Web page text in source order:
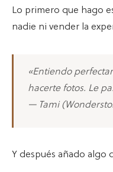
Lo primero que hago
nadie ni vender la
«Entiendo
hacerte fotos. Le
— Tami
Y después añado algo